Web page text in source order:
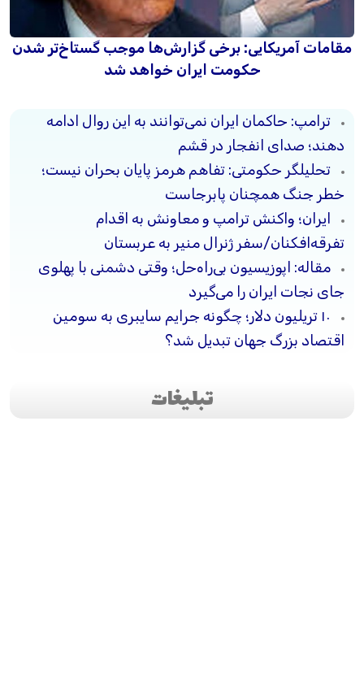
مقامات آمریکایی: برخی گزارش‌ها موجب گستاخ‌تر شدن
حکومت ایران خواهد شد
ترامپ: حاکمان ایران نمی‌توانند به این روال ادامه
دهند؛ صدای انفجار در قشم
تحلیلگر حکومتی: تفاهم هرمز پایان بحران نیست؛
خطر جنگ همچنان پابرجاست
ایران؛ واکنش ترامپ و معاونش به اقدام
تفرقه‌افکنان/سفر ژنرال منیر به عربستان
مقاله: اپوزیسیون بی‌راه‌حل؛ وقتی دشمنی با پهلوی
جای نجات ایران را می‌گیرد
۱۰ تریلیون دلار؛ چگونه جرایم سایبری به سومین
اقتصاد بزرگ جهان تبدیل شد؟
تبلیغات